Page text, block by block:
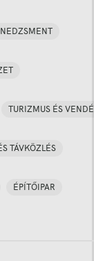
TURIZMUS ÉS
TÁVKÖZLÉS
ÉPÍTŐIPAR